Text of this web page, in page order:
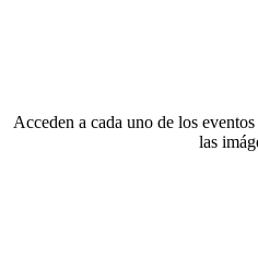
Acceden a cada uno de los
las